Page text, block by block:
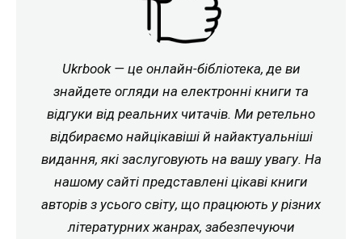
Ukrbook — це онлайн-бібліотека, де ви
знайдете огляди на електронні книги та
відгуки від реальних читачів. Ми ретельно
відбираємо найцікавіші й найактуальніші
видання, які заслуговують на вашу увагу. На
нашому сайті представлені цікаві книги
авторів з усього світу, що працюють у різних
літературних жанрах, забезпечуючи